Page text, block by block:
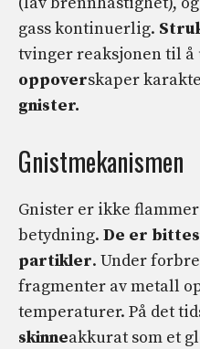
gass kontinuerlig.
tvinger reaksjonen til å
oppoverskaper
gnister.
Gnistmekanismen
Gnister er ikke
betydning. De er
partikler. Under
fragmenter av metall
temperaturer. På det
skinneakkurat som et